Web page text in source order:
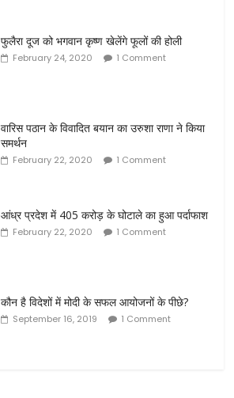
फुलैरा दूज को भगवान कृष्ण खेलेंगे फूलों की होली
February 24, 2020 1 Comment
वारिस पठान के विवादित बयान का उरुशा राणा ने किया
समर्थन
February 22, 2020 1 Comment
आंध्र प्रदेश में 405 करोड़ के घोटाले का हुआ पर्दाफाश
February 22, 2020 1 Comment
कौन है विदेशों में मोदी के सफल आयोजनों के पीछे?
September 16, 2019 1 Comment